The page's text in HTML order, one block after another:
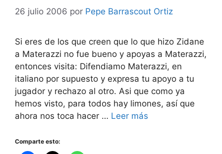
26 julio 2006 por Pepe Barrascout Ortiz
Si eres de los que creen que lo que hizo Zidane
a Materazzi no fue bueno y apoyas a Materazzi,
entonces visita: Difendiamo Materazzi, en
italiano por supuesto y expresa tu apoyo a tu
jugador y rechazo al otro. Asi que como ya
hemos visto, para todos hay limones, así que
ahora nos toca hacer … Leer más
Comparte esto: